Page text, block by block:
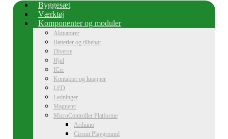
Byggesæt
Værktøj
Komponenter og moduler
Aktuatorer
Batterier og tilbehør
Diverse
Hjul
ICer
Kontakter og knapper
LED
Ledninger
Magneter
MicroController Platforme
Arduino
Circuit Playground